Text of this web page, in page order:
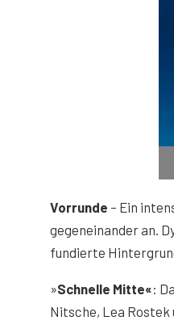
Vorrunde – Ein
gegeneinander an.
fundierte
»Schnelle Mitte«:
Nitsche, Lea Rostek